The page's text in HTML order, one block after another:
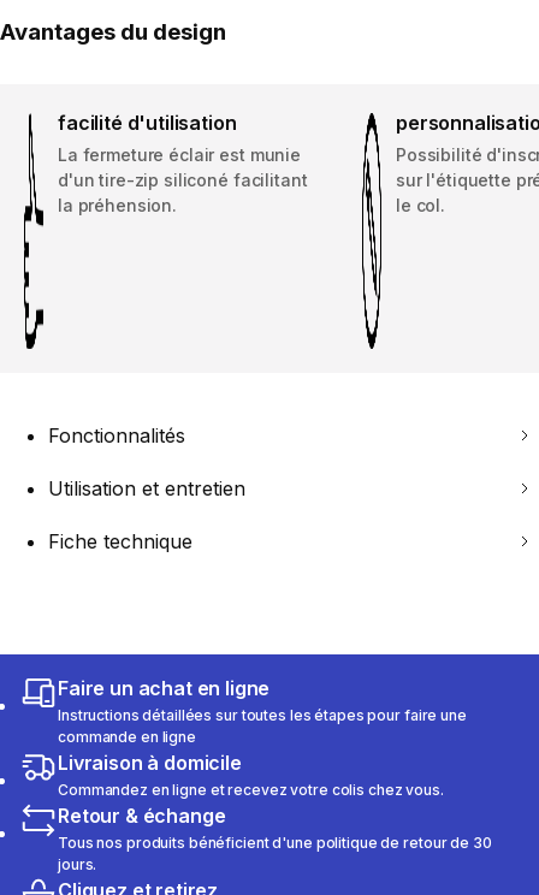
Avantages du design
facilité d'utilisation
La fermeture éclair est munie
d'un tire-zip siliconé facilitant
la préhension.
Possibilité
sur l'étiquette
le col.
Fonctionnalités
Utilisation et entretien
Fiche technique
Faire un achat en ligne
Instructions détaillées sur toutes les étapes pour faire une
commande en ligne
Livraison à domicile
Commandez en ligne et recevez votre colis chez vous.
Retour & échange
Tous nos produits bénéficient d'une politique de retour de 30
jours.
Cliquez et retirez